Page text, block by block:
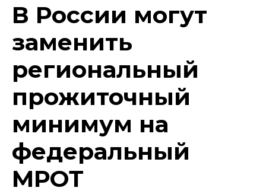
В России могут
заменить
региональный
прожиточный
минимум на
федеральный
МРОТ